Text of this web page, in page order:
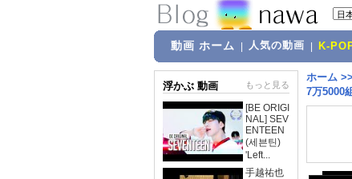
動画 ホーム 人気の動画 K-
浮かぶ 動画 もっと見る
[BE ORIGI
NAL] SEV
ENTEEN
(세븐틴)
'Left...
手越祐也
ホーム >>
7万5000